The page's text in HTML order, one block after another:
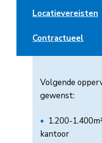
Locatievereisten​
Contractueel
Volgende
gewenst:​
1.200-
kantoor ​